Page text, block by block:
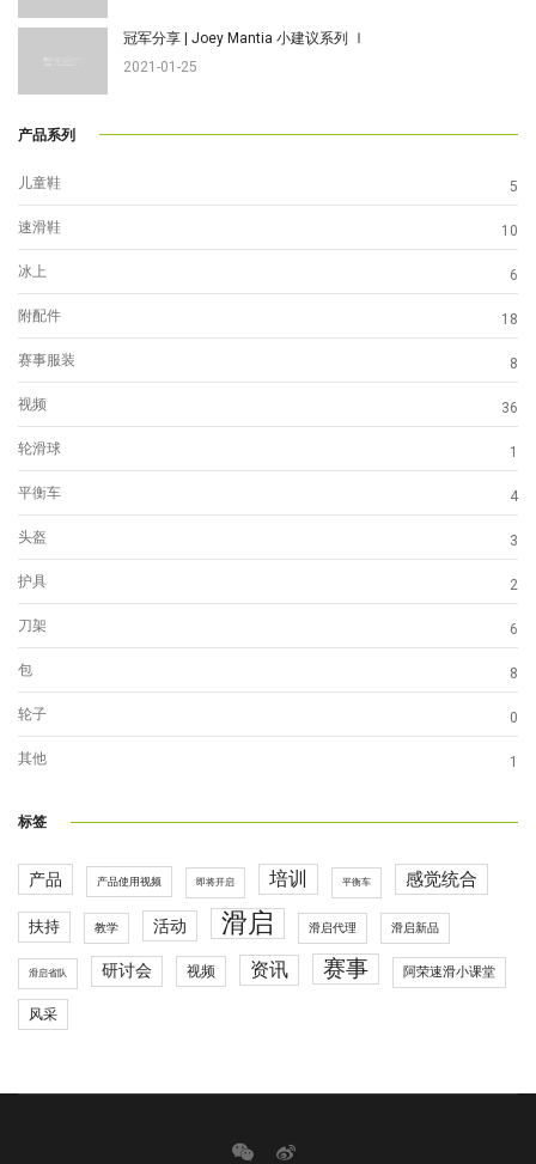
冠军分享 | Joey Mantia 小建议系列 Ⅰ
2021-01-25
产品系列
儿童鞋 5
速滑鞋 10
冰上 6
附配件 18
赛事服装 8
视频 36
轮滑球 1
平衡车 4
头盔 3
护具 2
刀架 6
包 8
轮子 0
其他 1
标签
产品 产品使用视频 即将开启 培训 平衡车 感觉统合
扶持 教学 活动 滑启 滑启代理 滑启新品
滑启省队 研讨会 视频 资讯 赛事 阿荣速滑小课堂
风采